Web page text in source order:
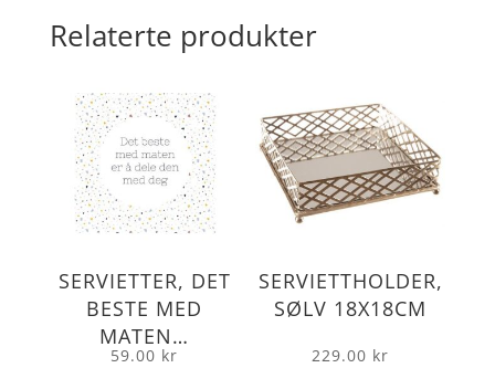
Relaterte produkter
SERVIETTER, DET
BESTE MED
MATEN…
59.00 kr
SERVIETTHOLDER,
SØLV 18X18CM
229.00 kr